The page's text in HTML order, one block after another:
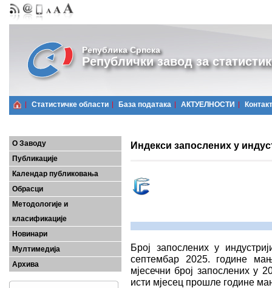
Република Српска
Републички завод за
Статистичке области Базa података АКТУЕЛНОСТИ Контакт
О Заводу
Публикације
Календар публиковања
Обрасци
Методологије и
класификације
Новинари
Мултимедија
Архива
Индекси запослених у
Број запослених у
септембар 2025. године
мјесечни број запослених у
исти мјесец прошле године